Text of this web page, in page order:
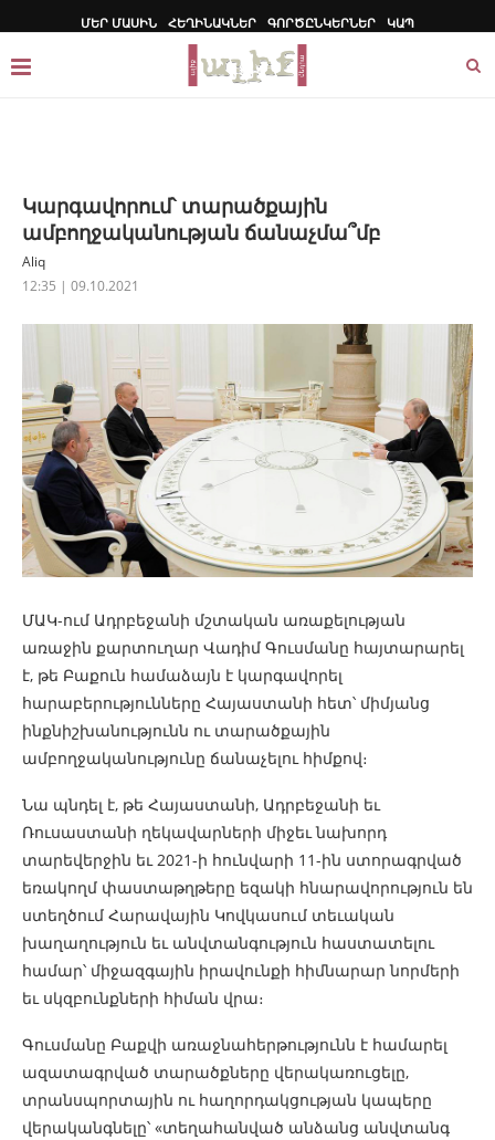
ՄԵՐ ՄԱՍԻՆ ՀԵՂԻՆԱԿՆԵՐ ԳՈՐԾԸՆԿԵՐՆԵՐ ԿԱՊ
Կարգավորում՝ տարածքային
ամբողջականության ճանաչմա՞մբ
Aliq
12:35 | 09.10.2021
ՄԱԿ-ում Ադրբեջանի մշտական առաքելության
առաջին քարտուղար Վադիմ Գուսմանը հայտարարել
է, թե Բաքուն համաձայն է կարգավորել
հարաբերությունները Հայաստանի հետ՝ միմյանց
ինքնիշխանությունն ու տարածքային
ամբողջականությունը ճանաչելու հիմքով։
Նա պնդել է, թե Հայաստանի, Ադրբեջանի եւ
Ռուսաստանի ղեկավարների միջեւ նախորդ
տարեվերջին եւ 2021-ի հունվարի 11-ին ստորագրված
եռակողմ փաստաթղթերը եզակի հնարավորություն են
ստեղծում Հարավային Կովկասում տեւական
խաղաղություն եւ անվտանգություն հաստատելու
համար՝ միջազգային իրավունքի հիմնարար նորմերի
եւ սկզբունքների հիման վրա։
Գուսմանը Բաքվի առաջնահերթությունն է համարել
ազատագրված տարածքները վերակառուցելը,
տրանսպորտային ու հաղորդակցության կապերը
վերականգնելը՝ «տեղահանված անձանց անվտանգ